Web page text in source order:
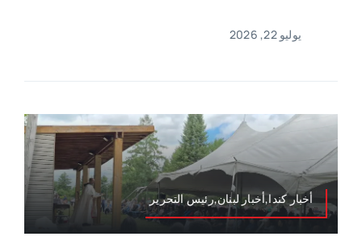
يوليو 22, 2026
أخبار كندا,أخبار لبنان,رئيس التحرير